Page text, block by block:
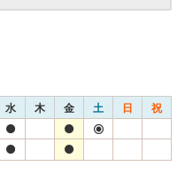
水 木 金 土 日 祝